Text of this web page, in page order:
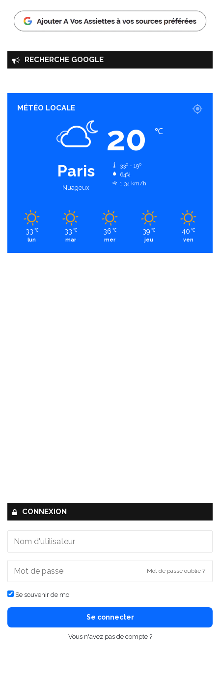
RECHERCHE GOOGLE
MÉTÉO LOCALE
Paris
Nuageux
20 ℃
33º - 19º
64%
1.34 km/h
33 ℃
lun
33 ℃
mar
36 ℃
mer
39 ℃
jeu
40 ℃
ven
CONNEXION
Mot de passe oublié ?
Se souvenir de moi
Se connecter
Vous n'avez pas de compte ?